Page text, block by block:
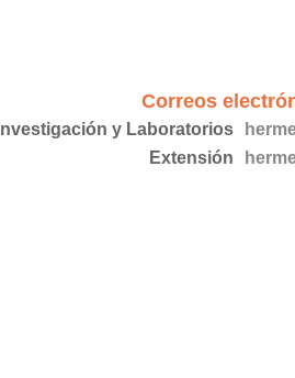
Correos
Investigación y Laboratorios
Extensión